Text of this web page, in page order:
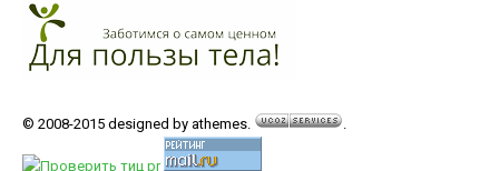
© 2008-2015 designed by athemes. .